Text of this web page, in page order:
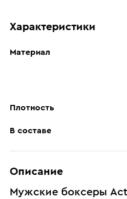
Характеристики
Материал
Плотность
В составе
Описание
Мужские боксеры